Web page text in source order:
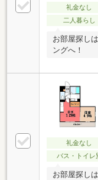
礼金なし
二人暮らし
お部屋探し
ングへ！
礼金なし
バス・トイレ
お部屋探し